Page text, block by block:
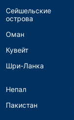
Сейшельские
острова
Оман
Кувейт
Шри-Ланка
Непал
Пакистан